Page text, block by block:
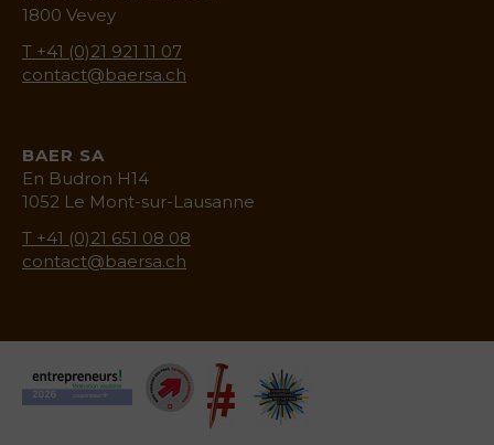
1800 Vevey
T +41 (0)21 921 11 07
contact@baersa.ch
BAER SA
En Budron H14
1052 Le Mont-sur-Lausanne
T +41 (0)21 651 08 08
contact@baersa.ch